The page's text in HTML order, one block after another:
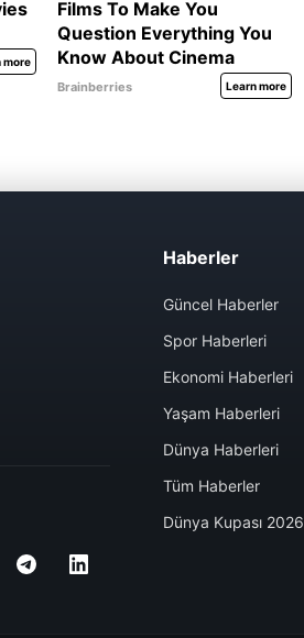
Haberler
Güncel Haberler
Spor Haberleri
Ekonomi Haberleri
Yaşam Haberleri
Dünya Haberleri
Tüm Haberler
Dünya Kupası 2026